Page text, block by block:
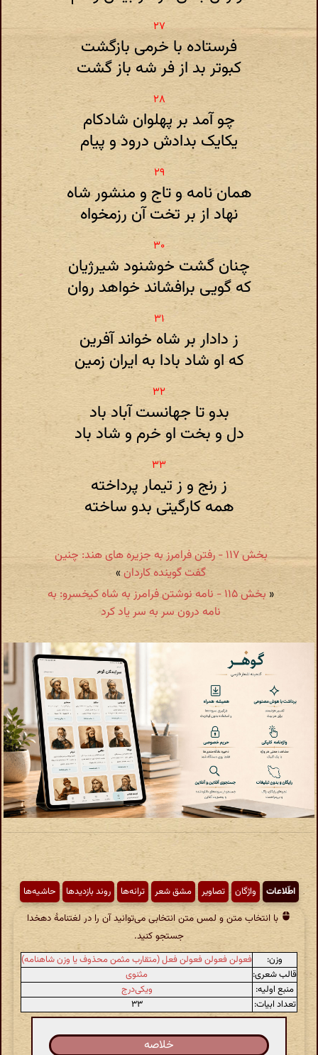
فرستاده با خرمی بازگشت
کبوتر بد از فر شه باز گشت
چو آمد بر پهلوان شادکام
یکایک بدادش درود و پیام
همان نامه و تاج و منشور شاه
نهاد از بر تخت آن رزمخواه
چنان گشت خوشنود شیرژیان
که گویی برافشاند خواهد روان
ز دادار بر شاه خواند آفرین
که او شاد بادا به ایران زمین
بدو تا جهانست آباد باد
دل و بخت او خرم و شاد باد
ز رنج و ز تیمار پرداخته
همه کارگیتی بدو ساخته
بخش ۱۱۷ - رفتن فرامرز به جزیره های هند: چنین
گفت گوینده کاردان»
«
بخش ۱۱۵ - نامه نوشتن فرامرز به شاه کیخسرو: به
نامه درون سر به سر یاد کرد
اطّلاعات واژگان تصاویر مشق شعر ترانه‌ها روند بازدیدها حاشیه‌ها
با انتخاب متن و لمس متن انتخابی می‌توانید آن را در لغتنامهٔ دهخدا
جستجو کنید.
وزن:
فعولن فعولن فعولن فعل (متقارب مثمن محذوف یا وزن شاهنامه)
قالب شعری:
مثنوی
منبع اولیه:
ویکی‌درج
تعداد ابیات:
۳۳
خلاصه